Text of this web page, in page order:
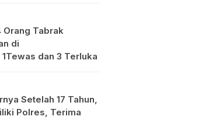
Orang Tabrak
di
dan 3 Terluka
Setelah 17 Tahun,
Polres, Terima